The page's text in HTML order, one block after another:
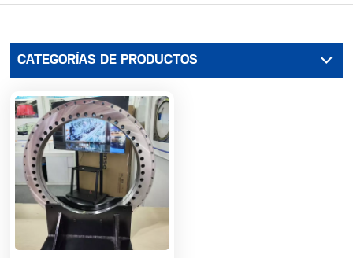
CATEGORÍAS DE PRODUCTOS